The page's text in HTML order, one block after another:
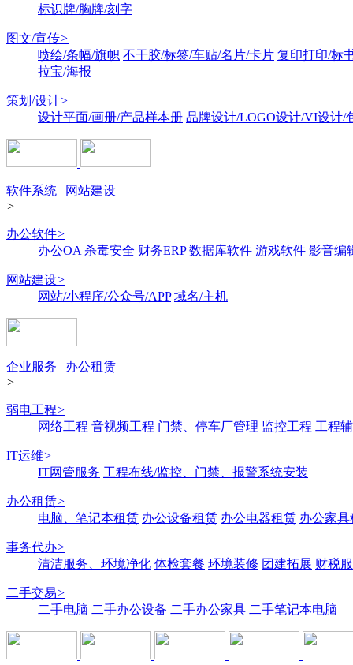
标识牌/胸牌/刻字
图文/宣传>
喷绘/条幅/旗帜 不干胶/标签/车贴/名片/卡片 复印打印/标
拉宝/海报
策划/设计>
设计平面/画册/产品样本册 品牌设计/LOGO设计/VI设计/
软件系统 | 网站建设
>
办公软件>
办公OA 杀毒安全 财务ERP 数据库软件 游戏软件 影音编
网站建设>
网站/小程序/公众号/APP 域名/主机
企业服务 | 办公租赁
>
弱电工程>
网络工程 音视频工程 门禁、停车厂管理 监控工程 工程
IT运维>
IT网管服务 工程布线/监控、门禁、报警系统安装
办公租赁>
电脑、笔记本租赁 办公设备租赁 办公电器租赁 办公家具
事务代办>
清洁服务、环境净化 体检套餐 环境装修 团建拓展 财税
二手交易>
二手电脑 二手办公设备 二手办公家具 二手笔记本电脑